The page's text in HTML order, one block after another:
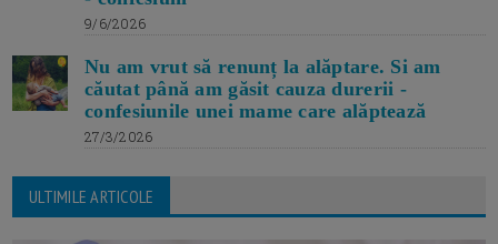
9/6/2026
Nu am vrut să renunț la alăptare. Si am
căutat până am găsit cauza durerii -
confesiunile unei mame care alăptează
27/3/2026
ULTIMILE ARTICOLE